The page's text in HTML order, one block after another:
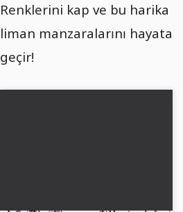
Renklerini kap ve bu harika
liman manzaralarını hayata
geçir!